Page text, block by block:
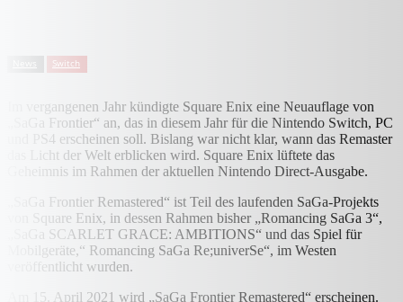
Switch
Im vergangenen Jahr kündigte Square Enix eine Neuauflage von
„SaGa Frontier“ an, das in diesem Jahr für die Nintendo Switch, PC
und PS4 erscheinen soll. Bislang war nicht klar, wann das Remaster
das Licht der Welt erblicken wird. Square Enix lüftete das
Geheimnis im Rahmen der aktuellen Nintendo Direct-Ausgabe.
„SaGa Frontier Remastered“ ist Teil des laufenden SaGa-Projekts
von Square Enix, in dessen Rahmen bisher „Romancing SaGa 3“,
„SaGa SCARLET GRACE: AMBITIONS“ und das Spiel für
Mobilgeräte,“ Romancing SaGa Re;univerSe“, im Westen
veröffentlicht wurden.
Am 15. April 2021 wird „SaGa Frontier Remastered“ erscheinen.